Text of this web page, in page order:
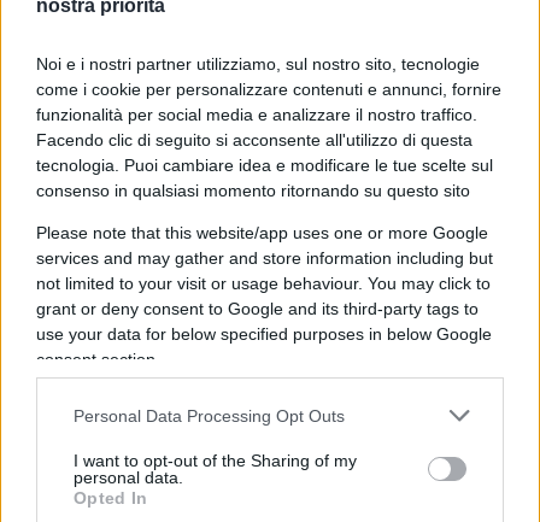
nostra priorità
Noi e i nostri partner utilizziamo, sul nostro sito, tecnologie
come i cookie per personalizzare contenuti e annunci, fornire
funzionalità per social media e analizzare il nostro traffico.
Facendo clic di seguito si acconsente all'utilizzo di questa
tecnologia. Puoi cambiare idea e modificare le tue scelte sul
consenso in qualsiasi momento ritornando su questo sito
Please note that this website/app uses one or more Google
services and may gather and store information including but
not limited to your visit or usage behaviour. You may click to
grant or deny consent to Google and its third-party tags to
use your data for below specified purposes in below Google
consent section.
Personal Data Processing Opt Outs
I want to opt-out of the Sharing of my
personal data.
Opted In
quotidiano toscano non le ha mandate a dire al
rigorismo. Lo ha accusato di essersi “dimenticato
di dire che la storia non è sua”. Di aver “copiato
l’articolo”. Di aver citato l’intervista a Rossi senza
indicare la fonte, benché in calce al pezzo ci fosse
poco carino, per non dire di peggio . Tanto che la
testata “sottolinea” l’ipocrisia di chi “parla di tutela
del lavoro” e poi “sfrutta” l’opera di un altro. “Lo
sfruttamento del lavoro altrui – scrive la redazione
– non si verifica soltanto quando si paga a nero
una badante” ma anche “impossessandosi di
passare per proprio”. Col risultato che i lettori “la
attribuiranno al giornalista più noto” solo perché